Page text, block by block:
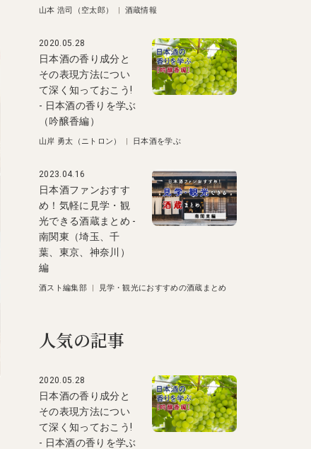
山本 浩司（空太郎） | 酒蔵情報
2020.05.28
日本酒の香り成分と
その表現方法につい
て深く知っておこう!
- 日本酒の香りを学ぶ
（吟醸香編）
山岸 勇太（ニトロン） | 日本酒を学ぶ
2023.04.16
日本酒ファンおすす
め！気軽に見学・観
光できる酒蔵まとめ -
南関東（埼玉、千
葉、東京、神奈川）
編
酒スト編集部| 見学・観光におすすめの酒蔵まとめ
人気の記事
2020.05.28
日本酒の香り成分と
その表現方法につい
て深く知っておこう!
- 日本酒の香りを学ぶ